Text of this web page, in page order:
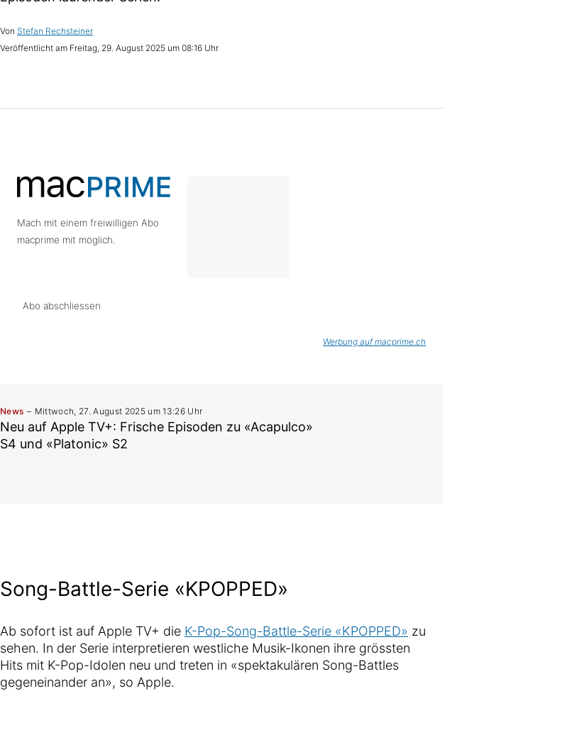
Stefan Rechsteiner
Freitag, 29. August 2025 um 08:16 Uhr
Mach mit einem freiwilligen Abo
macprime mit möglich.
Abo abschliessen
Werbung auf macprime.ch
News Mittwoch, 27. August 2025 um 13:26 Uhr
Neu auf Apple TV+: Frische Episoden zu «Acapulco»
S4 und «Platonic» S2
Song-Battle-Serie «KPOPPED»
Ab sofort ist auf Apple TV+ die K-Pop-Song-Battle-Serie «KPOPPED» zu
sehen. In der Serie interpretieren westliche Musik-Ikonen ihre grössten
Hits mit K-Pop-Idolen neu und treten in «spektakulären Song-Battles
gegeneinander an», so Apple.